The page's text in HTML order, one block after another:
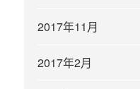
2017年11月
2017年2月